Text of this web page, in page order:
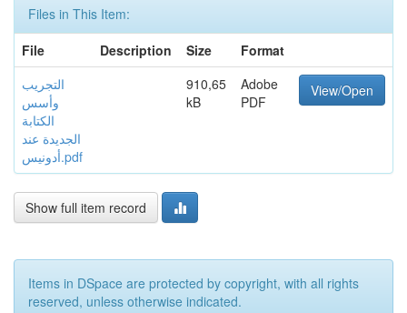
Files in This Item:
File
Description Size
Format
التجريب
وأسس
الكتابة
الجديدة عند
أدونيس.pdf
910,65
kB
Adobe
PDF
View/Open
Show full item record
Items in DSpace are protected by copyright, with all rights
reserved, unless otherwise indicated.